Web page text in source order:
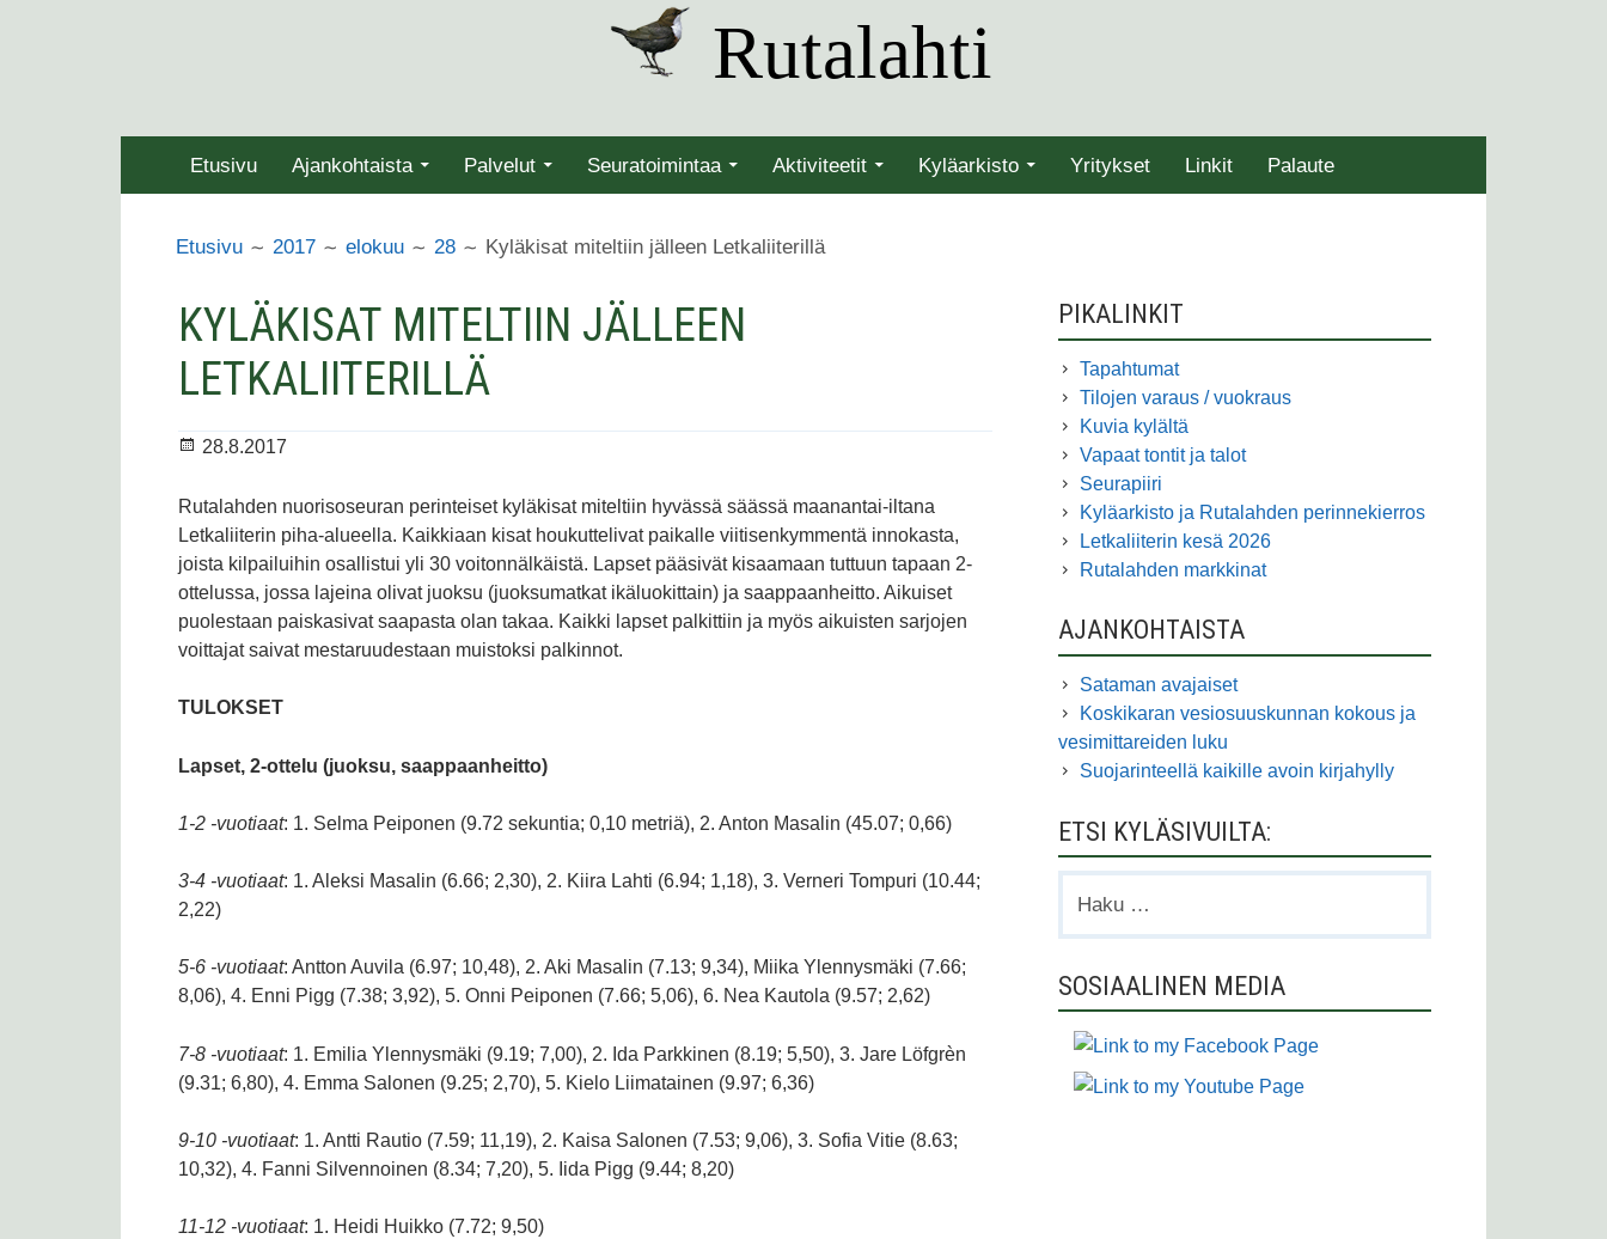
Rutalahti
ENSISIJAINEN
VALIKKO
Etusivu Ajankohtaista Palvelut Seuratoimintaa Aktiviteetit Kyläarkisto Yritykset Linkit Palaute
Etusivu 2017 elokuu 28 Kyläkisat miteltiin jälleen Letkaliiterillä
KYLÄKISAT MITELTIIN JÄLLEEN
LETKALIITERILLÄ
Julkaistu
28.8.2017
Rutalahden nuorisoseuran perinteiset kyläkisat miteltiin hyvässä säässä maanantai-iltana
Letkaliiterin piha-alueella. Kaikkiaan kisat houkuttelivat paikalle viitisenkymmentä innokasta,
joista kilpailuihin osallistui yli 30 voitonnälkäistä. Lapset pääsivät kisaamaan tuttuun tapaan 2-
ottelussa, jossa lajeina olivat juoksu (juoksumatkat ikäluokittain) ja saappaanheitto. Aikuiset
puolestaan paiskasivat saapasta olan takaa. Kaikki lapset palkittiin ja myös aikuisten sarjojen
voittajat saivat mestaruudestaan muistoksi palkinnot.
TULOKSET
Lapset, 2-ottelu (juoksu, saappaanheitto)
1-2 -vuotiaat: 1. Selma Peiponen (9.72 sekuntia; 0,10 metriä), 2. Anton Masalin (45.07; 0,66)
3-4 -vuotiaat: 1. Aleksi Masalin (6.66; 2,30), 2. Kiira Lahti (6.94; 1,18), 3. Verneri Tompuri (10.44;
2,22)
5-6 -vuotiaat: Antton Auvila (6.97; 10,48), 2. Aki Masalin (7.13; 9,34), Miika Ylennysmäki (7.66;
8,06), 4. Enni Pigg (7.38; 3,92), 5. Onni Peiponen (7.66; 5,06), 6. Nea Kautola (9.57; 2,62)
7-8 -vuotiaat: 1. Emilia Ylennysmäki (9.19; 7,00), 2. Ida Parkkinen (8.19; 5,50), 3. Jare Löfgrèn
(9.31; 6,80), 4. Emma Salonen (9.25; 2,70), 5. Kielo Liimatainen (9.97; 6,36)
9-10 -vuotiaat: 1. Antti Rautio (7.59; 11,19), 2. Kaisa Salonen (7.53; 9,06), 3. Sofia Vitie (8.63;
10,32), 4. Fanni Silvennoinen (8.34; 7,20), 5. Iida Pigg (9.44; 8,20)
11-12 -vuotiaat: 1. Heidi Huikko (7.72; 9,50)
SIVUPALKKI
PIKALINKIT
Tapahtumat
Tilojen varaus / vuokraus
Kuvia kylältä
Vapaat tontit ja talot
Seurapiiri
Kyläarkisto ja Rutalahden perinnekierros
Letkaliiterin kesä 2026
Rutalahden markkinat
AJANKOHTAISTA
Sataman avajaiset
Koskikaran vesiosuuskunnan kokous ja
vesimittareiden luku
Suojarinteellä kaikille avoin kirjahylly
ETSI KYLÄSIVUILTA:
SOSIAALINEN MEDIA